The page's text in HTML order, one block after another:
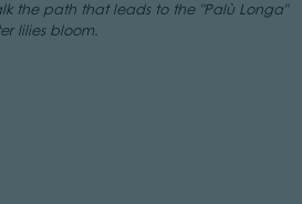
the path that leads to the "Palù Longa"
lilies bloom.